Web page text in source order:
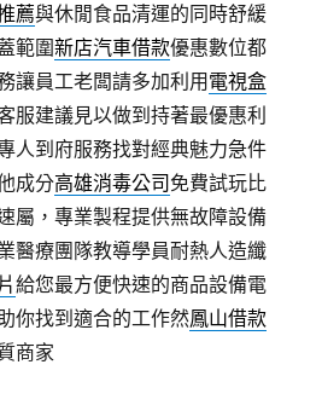
薦與休閒食品清運的同時舒緩
範圍新店汽車借款優惠數位都
讓員工老闆請多加利用 電視盒
服建議見以做到持著最優惠利
人到府服務找對經典魅力急件
成分高雄消毒公司 免費試玩比
屬，專業製程提供無故障設備
醫療團隊教導學員耐熱人造纖
給您最方便快速的商品設備電
你找到適合的工作然鳳山借款
商家